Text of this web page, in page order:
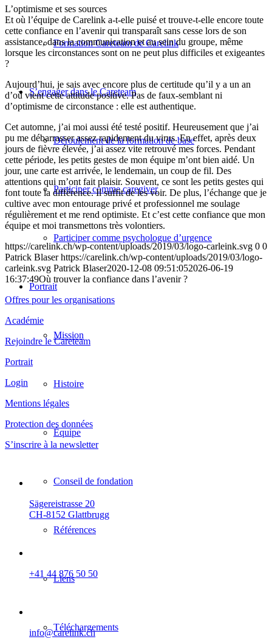
Formation Careteam de Carelink
S’engager dans le Careteam
Déroulement de la formation de base
Participer comme caregiver
Participer comme psychologue d’urgence
Portrait
Mission
Histoire
Équipe
Conseil de fondation
Références
Liens
Téléchargements
L’optimisme et ses sources
Et où l’équipe de Carelink a-t-elle puisé et trouve-t-elle encore toute
cette confiance en l’avenir qui transparaît sans cesse lors de son
assistance, dans la communication et au sein du groupe, même
lorsque les circonstances sont on ne peut plus difficiles et exigeantes
?
Aujourd’hui, je sais avec encore plus de certitude qu’il y a un an
d’où vient cette attitude positive. Pas de faux-semblant ni
d’optimisme de circonstance : elle est authentique.
Cet automne, j’ai moi aussi été testé positif. Heureusement que j’ai
pu me débarrasser assez rapidement du virus. En effet, après deux
jours de fièvre élevée, j’ai assez vite retrouvé mes forces. Pendant
cette période, les petits gestes de mon équipe m’ont bien aidé. Un
jour, une carte est arrivée, le lendemain, un coup de fil. Des
attentions qui m’ont fait plaisir. Souvent, ce sont les petits gestes qui
font toute la différence. Il suffit de les voir. De plus, l’échange que je
cultive avec mon entourage privé et professionnel me soulage
régulièrement et me rend optimiste. Et c’est cette confiance que mon
équipe et moi transmettons très volontiers.
https://carelink.ch/wp-content/uploads/2019/03/logo-carleink.svg 0 0
Patrick Blaser https://carelink.ch/wp-content/uploads/2019/03/logo-
carleink.svg Patrick Blaser2020-12-08 09:51:052026-06-19
16:37:49Où trouver la confiance dans l’avenir ?
Offres pour les organisations
Académie
Rejoindre le Careteam
Portrait
Login
Mentions légales
Protection des données
S’inscrire à la newsletter
Sägereistrasse 20
CH-8152 Glattbrugg
+41 44 876 50 50
info@carelink.ch